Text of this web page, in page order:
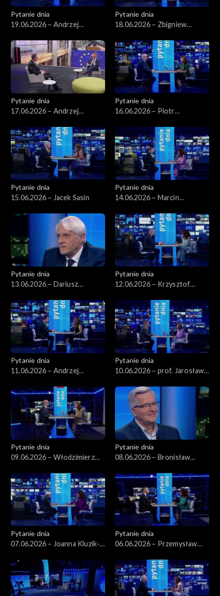
Pytanie dnia
19.06.2026 – Andrzej
Pytanie dnia
18.06.2026 – Zbigniew
Pytanie dnia
17.06.2026 – Andrzej
Pytanie dnia
16.06.2026 – Piotr
Pytanie dnia
15.06.2026 – Jacek Sasin
Pytanie dnia
14.06.2026 – Marcin
Pytanie dnia
13.06.2026 – Dariusz
Pytanie dnia
12.06.2026 – Krzysztof
Pytanie dnia
11.06.2026 – Andrzej
Pytanie dnia
10.06.2026 – prof. Jarosław
Pytanie dnia
09.06.2026 – Włodzimierz
Pytanie dnia
08.06.2026 – Bronisław
Pytanie dnia
07.06.2026 – Joanna Kluzik-
Pytanie dnia
06.06.2026 – Przemysław